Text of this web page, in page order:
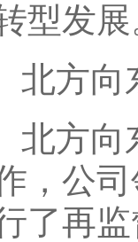
型发
北方向
北方向
，公
了再